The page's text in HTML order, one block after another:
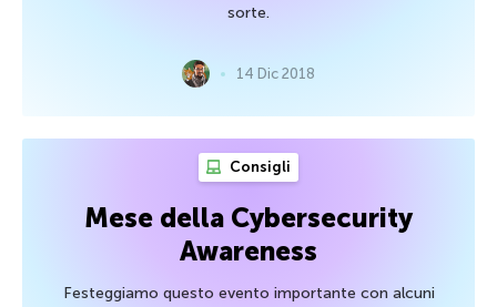
sorte.
14 Dic 2018
Consigli
Mese della Cybersecurity
Awareness
Festeggiamo questo evento importante con alcuni